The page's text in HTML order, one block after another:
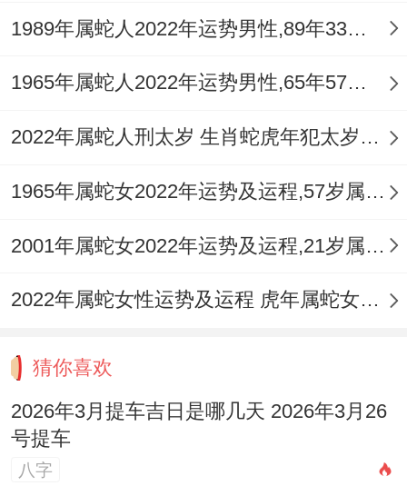
出援手帮助要帮助得人。这种善行能够为自
得运势同福气.
掌握主动让幸运加倍并非一朝一夕之功,必须
人。
1989年属蛇人2022年运势男性,89年33岁属蛇男2022年每月运程怎么样
1965年属蛇人2022年运势男性,65年57岁属蛇男2022年每月运程怎么样
2022年属蛇人刑太岁 生肖蛇虎年犯太岁如何化解
1965年属蛇女2022年运势及运程,57岁属蛇人2022全年每月运势女性如何
2001年属蛇女2022年运势及运程,21岁属蛇人2022全年每月运势女性如何
2022年属蛇女性运势及运程 虎年属蛇女带什么转运
猜你喜欢
2026年3月提车吉日是哪几天 2026年3月26
号提车
八字